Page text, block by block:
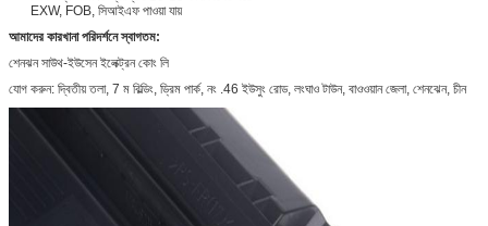
EXW, FOB, সিআইএফ পাওয়া যায়
আমাদের কারখানা পরিদর্শনে স্বাগতম:
শেনঝন সাউথ-ইউসেন ইলেক্ট্রন কোং লি
যোগ করুন: দ্বিতীয় তলা, 7 ম বিল্ডিং, ড্রিম পার্ক, নং .46 ইউসুং রোড, লংঘাও টাউন, বাওওয়ান জেলা, শেনঝেন, চীন